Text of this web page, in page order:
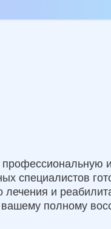
специалистов
лечения и
полному